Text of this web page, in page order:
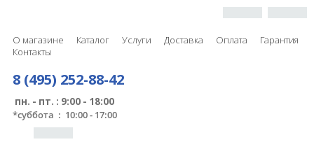
О магазине Каталог Услуги Доставка Оплата
Гарантия
Контакты
8 (495) 252-88-42
пн. - пт. : 9:00 - 18:00
*суббота : 10:00 - 17:00